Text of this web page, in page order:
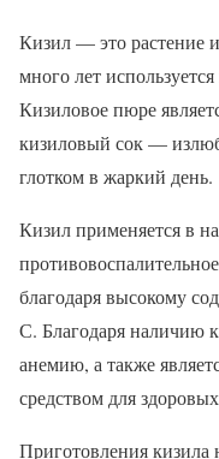
Кизил — это растение
много лет
Кизиловое пюре
кизиловый сок —
глотком в жаркий день.
Кизил применяется в
благодаря высокому
С. Благодаря наличию
анемию, а также
средством для
Приготовления кизила